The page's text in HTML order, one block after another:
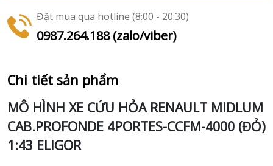
Đặt mua qua hotline (8:00 - 20:30)
0987.264.188 (zalo/viber)
Chi tiết sản phẩm
MÔ HÌNH XE CỨU HỎA RENAULT MIDLUM
CAB.PROFONDE 4PORTES-CCFM-4000 (ĐỎ)
1:43 ELIGOR